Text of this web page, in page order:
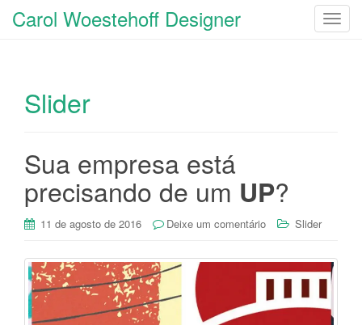
T
i
o
Carol Woestehoff Designer
Slider
Sua empresa está
precisando de um UP?
11 de agosto de 2016 Deixe um comentário Slider